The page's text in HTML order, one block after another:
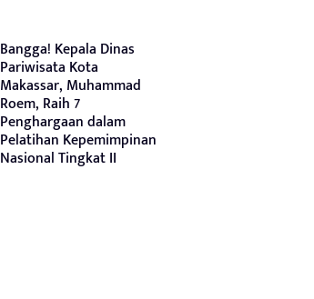
Bangga! Kepala Dinas
Pariwisata Kota
Makassar, Muhammad
Roem, Raih 7
Penghargaan dalam
Pelatihan Kepemimpinan
Nasional Tingkat II